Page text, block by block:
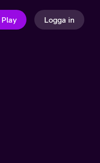
Play Logga in